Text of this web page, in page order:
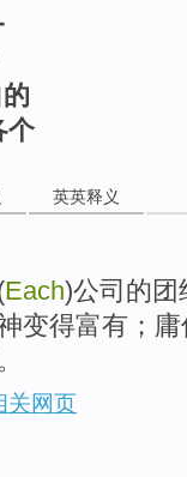
个
英英释义
Each)公司的团
变得富有；
关网页